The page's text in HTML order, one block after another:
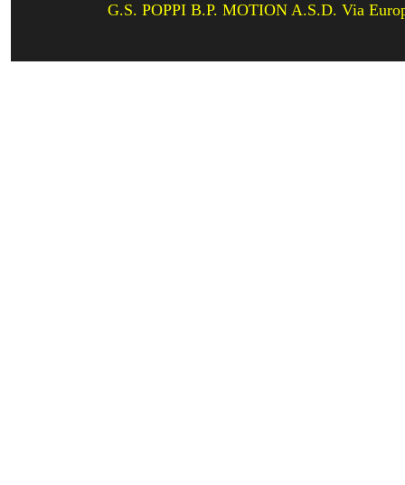
G.S. POPPI B.P. MOTION A.S.D. Via